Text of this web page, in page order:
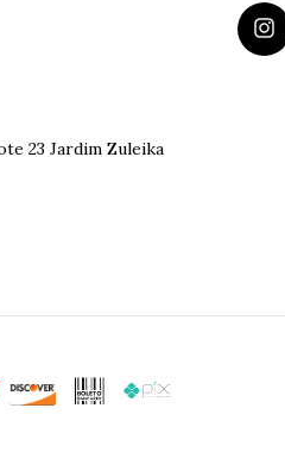
23 Jardim Zuleika